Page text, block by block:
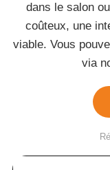
dans le salon
coûteux, une
viable. Vous
via